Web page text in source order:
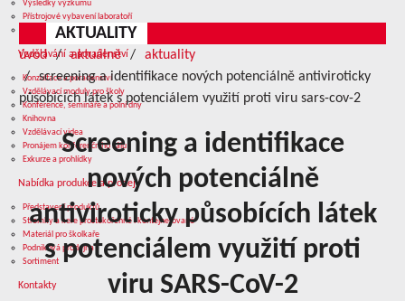
Výsledky výzkumu
Přístrojové vybavení laboratoří
Služby v oblasti výzkumu
Vzdělávání a poradenství
Konzultace a poradenství
Vzdělávací moduly pro školy
Konference, semináře a polní dny
Knihovna
Vzdělávací videa
Pronájem konferenčního sálu
Exkurze a prohlídky
Nabídka produkce a prodej
Představení produktů
Stromky a keře prostokořenné i kontejnerované
Materiál pro školkaře
Podniková prodejna
Sortiment
Kontakty
AKTUALITY
úvod aktuálně
aktuality
screening a identifikace nových potenciálně antiviroticky
působících látek s potenciálem využití proti viru sars-cov-2
Screening a identifikace
nových potenciálně
antiviroticky působících látek
s potenciálem využití proti
viru SARS-CoV-2